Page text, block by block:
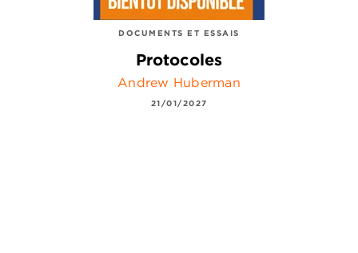
DOCUMENTS ET ESSAIS
Protocoles
Andrew Huberman
21/01/2027